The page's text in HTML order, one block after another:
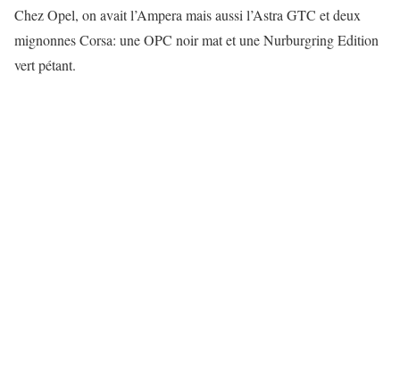
Chez Opel, on avait l’Ampera mais aussi l’Astra GTC et deux
mignonnes Corsa: une OPC noir mat et une Nurburgring Edition
vert pétant.